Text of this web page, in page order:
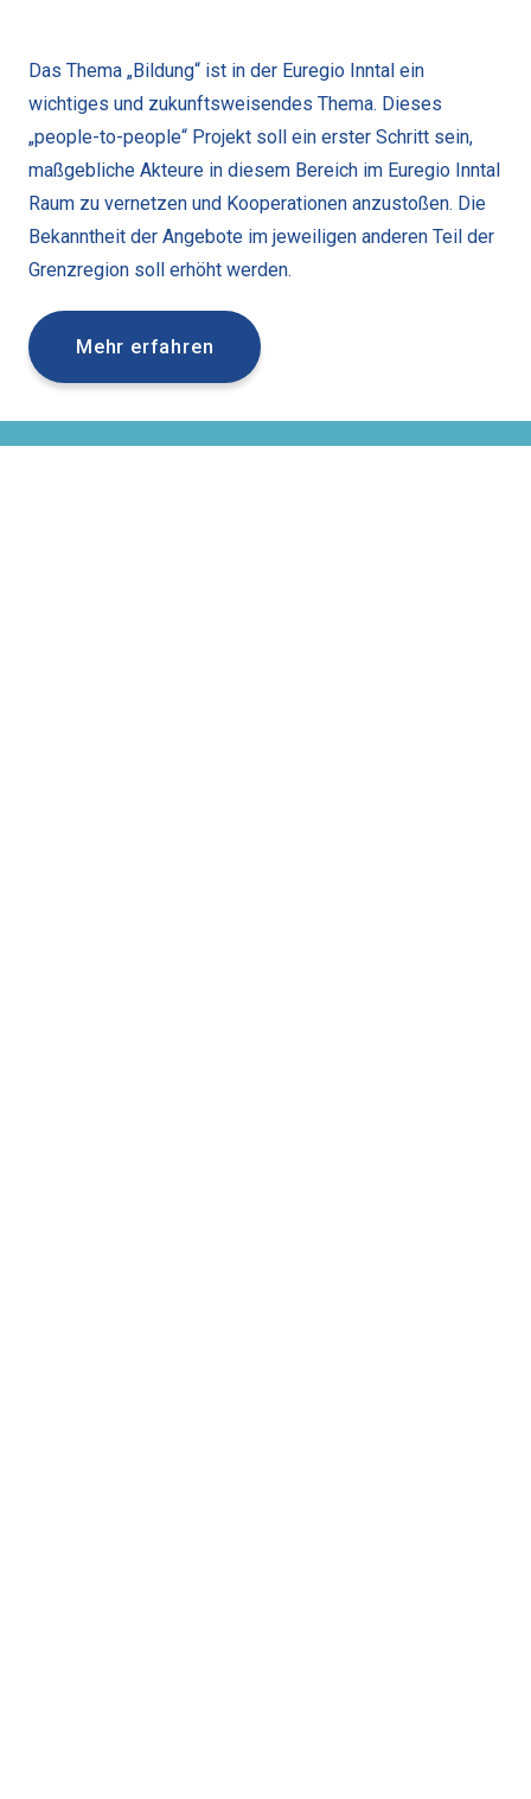
Das Thema „Bildung“ ist in der Euregio Inntal ein
wichtiges und zukunftsweisendes Thema. Dieses
„people-to-people“ Projekt soll ein erster Schritt sein,
maßgebliche Akteure in diesem Bereich im Euregio Inntal
Raum zu vernetzen und Kooperationen anzustoßen. Die
Bekanntheit der Angebote im jeweiligen anderen Teil der
Grenzregion soll erhöht werden.
Mehr erfahren